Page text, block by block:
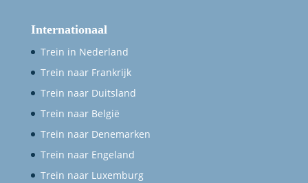
Internationaal
Trein in Nederland
Trein naar Frankrijk
Trein naar Duitsland
Trein naar België
Trein naar Denemarken
Trein naar Engeland
Trein naar Luxemburg